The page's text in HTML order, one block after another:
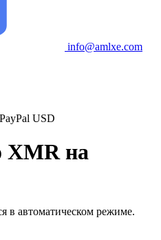
info@amlxe.com
USD
XMR на
в автоматическом режиме.